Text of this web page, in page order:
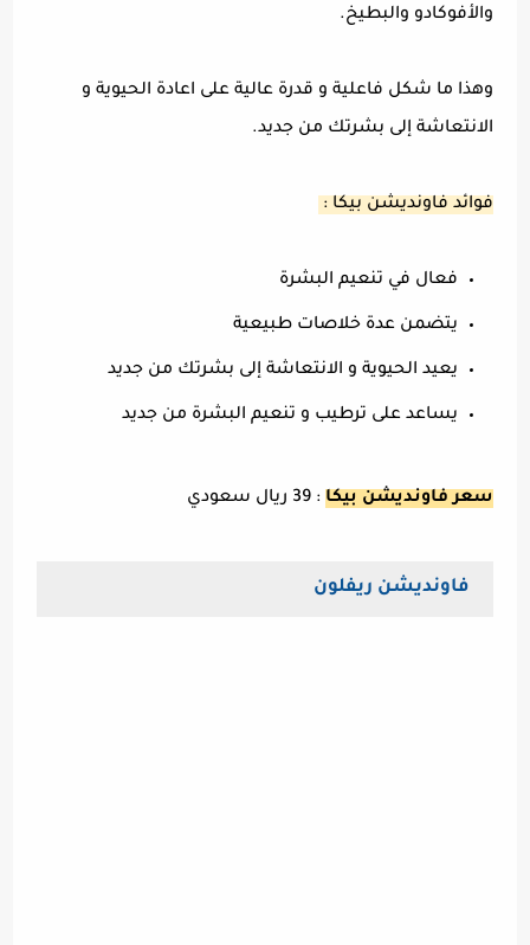
والأفوكادو والبطيخ.
وهذا ما شكل فاعلية و قدرة عالية على اعادة الحيوية و
الانتعاشة إلى بشرتك من جديد.
فوائد فاونديشن بيكا :
فعال في تنعيم البشرة
يتضمن عدة خلاصات طبيعية
يعيد الحيوية و الانتعاشة إلى بشرتك من جديد
يساعد على ترطيب و تنعيم البشرة من جديد
سعر فاونديشن بيكا : 39 ريال سعودي
فاونديشن ريفلون